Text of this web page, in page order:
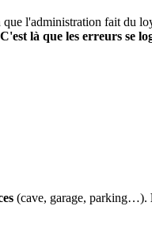
l'administration fait du
C'est là que les erreurs se
(cave, garage, parking…).